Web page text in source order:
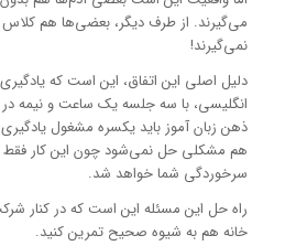
می‌گیرند. از طرف دیگر، بعضی‌ها هم
نمی‌گیرند!
دلیل اصلی این اتفاق، این است که
انگلیسی، با سه جلسه یک ساعت و نیمه
ذهن زبان آموز باید یکسره مشغول
هم مشکلی حل نمی‌شود چون این کار
سرخوردگی شما خواهد شد.
راه حل این مسئله این است که در کنار
خانه هم به شیوه صحیح تمرین کنید.